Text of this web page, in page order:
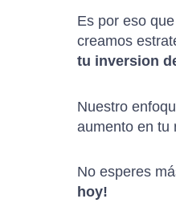
Es por eso que
creamos
tu inversion
Nuestro
aumento en tu
No esperes
hoy!